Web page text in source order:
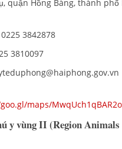
quận Hồng Bàng, thành phố
3842878
3810097
maps/
y vùng II (Region